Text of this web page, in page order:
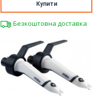
Купити
Безкоштовна доставка